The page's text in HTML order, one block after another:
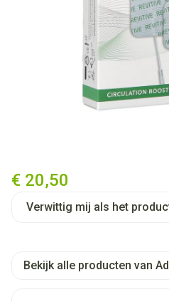
€ 20,50
Verwittig mij als het
Bekijk alle producten van